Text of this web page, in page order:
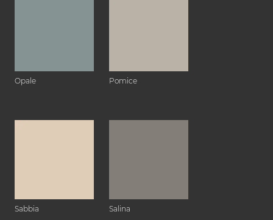
Opale Pomice
Sabbia Salina